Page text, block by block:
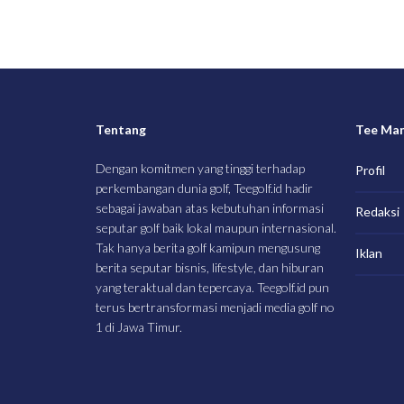
Tentang
Dengan komitmen yang tinggi terhadap
perkembangan dunia golf, Teegolf.id hadir
sebagai jawaban atas kebutuhan informasi
seputar golf baik lokal maupun internasional.
Tak hanya berita golf kamipun mengusung
berita seputar bisnis, lifestyle, dan hiburan
yang teraktual dan tepercaya. Teegolf.id pun
terus bertransformasi menjadi media golf no
1 di Jawa Timur.
Tee
Profil
Redaksi
Iklan